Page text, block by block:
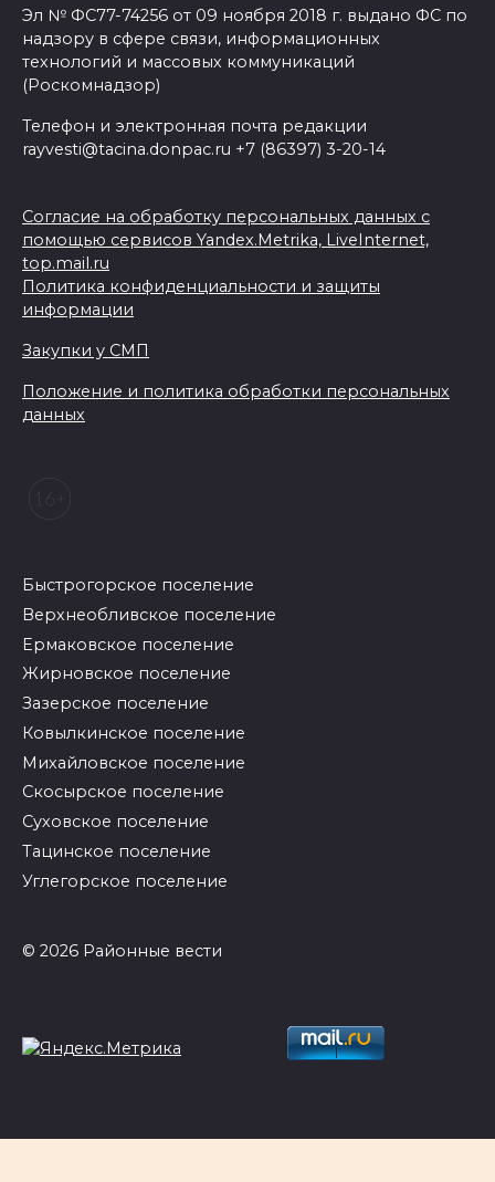
Эл № ФС77-74256 от 09 ноября 2018 г. выдано ФС по
надзору в сфере связи, информационных
технологий и массовых коммуникаций
(Роскомнадзор)
Телефон и электронная почта редакции
rayvesti@tacina.donpac.ru +7 (86397) 3-20-14
Согласие на обработку персональных данных с
помощью сервисов Yandex.Metrika, LiveInternet,
top.mail.ru
Политика конфиденциальности и защиты
информации
Закупки у СМП
Положение и политика обработки персональных
данных
Быстрогорское поселение
Верхнеобливское поселение
Ермаковское поселение
Жирновское поселение
Зазерское поселение
Ковылкинское поселение
Михайловское поселение
Скосырское поселение
Суховское поселение
Тацинское поселение
Углегорское поселение
© 2026 Районные вести